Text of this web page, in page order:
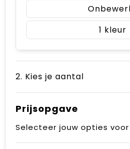
1
2. Kies je aantal
Prijsopgave
Selecteer jouw opties